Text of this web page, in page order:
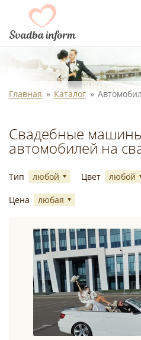
Главная Каталог
Свадебные
автомобилей на
Тип любой Цвет любой
Цена любая